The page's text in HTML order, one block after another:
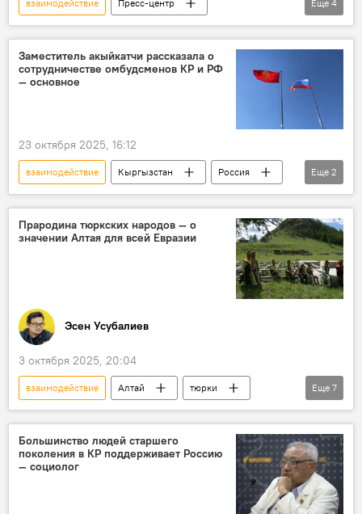
взаимодействие
Пресс-центр
Кыргызстан
МПА СНГ
сотрудничество
парламент работа
Еще 4
Заместитель акыйкатчи рассказала о
сотрудничестве омбудсменов КР и РФ
— основное
23 октября 2025, 16:12
взаимодействие Кыргызстан
Россия
сотрудничество
омбудсмен
Еще 2
Прародина тюркских народов — о
значении Алтая для всей Евразии
Эсен Усубалиев
3 октября 2025, 20:04
взаимодействие Алтай
тюрки
история
Евразия
интеграция
колумнистика
Колумнисты
Еще 7
Большинство людей старшего
поколения в КР поддерживает Россию
— социолог